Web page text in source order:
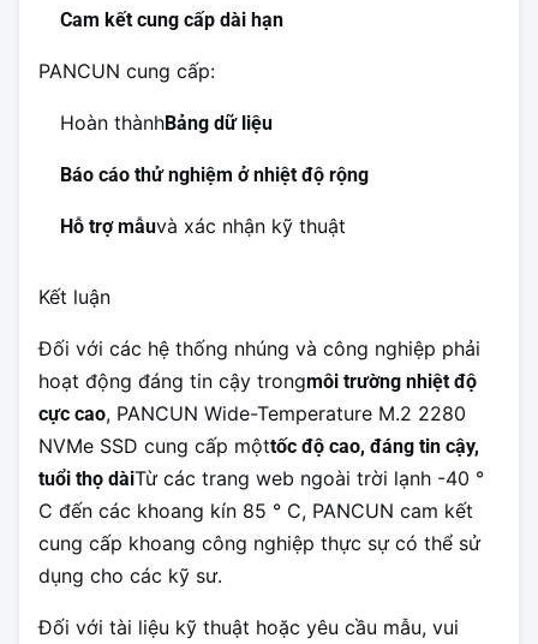
Cam kết cung cấp dài hạn
PANCUN cung cấp:
Hoàn thànhBảng dữ liệu
Báo cáo thử nghiệm ở nhiệt độ rộng
Hỗ trợ mẫuvà xác nhận kỹ thuật
Kết luận
Đối với các hệ thống nhúng và công nghiệp phải
hoạt động đáng tin cậy trongmôi trường nhiệt độ
cực cao, PANCUN Wide-Temperature M.2 2280
NVMe SSD cung cấp mộttốc độ cao, đáng tin cậy,
tuổi thọ dàiTừ các trang web ngoài trời lạnh -40 °
C đến các khoang kín 85 ° C, PANCUN cam kết
cung cấp khoang công nghiệp thực sự có thể sử
dụng cho các kỹ sư.
Đối với tài liệu kỹ thuật hoặc yêu cầu mẫu, vui